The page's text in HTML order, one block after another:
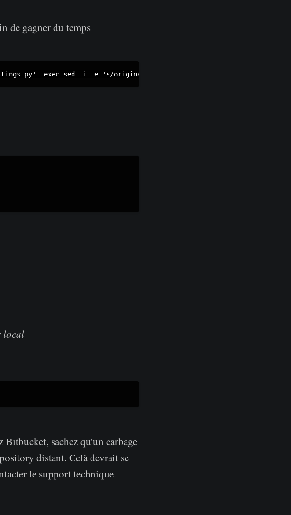
de gagner du temps
local
sachez qu'un carbage
distant. Celà devrait se
le support technique.